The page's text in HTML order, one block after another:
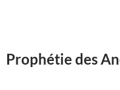
Prophétie des